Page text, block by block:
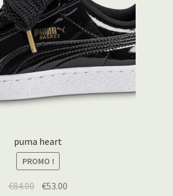
puma heart
PROMO !
€84.00 €53.00